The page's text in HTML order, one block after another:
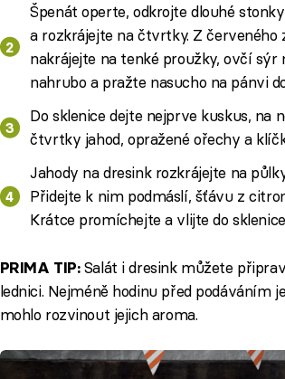
Špenát operte, odkrojte dlouhé
a rozkrájejte na čtvrtky. Z
nakrájejte na tenké proužky, ovčí sýr
nahrubo a pražte nasucho na pánvi
Do sklenice dejte nejprve kuskus, na
čtvrtky jahod, opražené ořechy a
Jahody na dresink rozkrájejte na
Přidejte k nim podmáslí, šťávu z
Krátce promíchejte a vlijte do
PRIMA TIP:Salát i dresink můžete
lednici. Nejméně hodinu před podáváním
mohlo rozvinout jejich aroma.